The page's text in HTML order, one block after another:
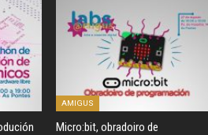
AMIGUS
Micro:bit, obradoiro de